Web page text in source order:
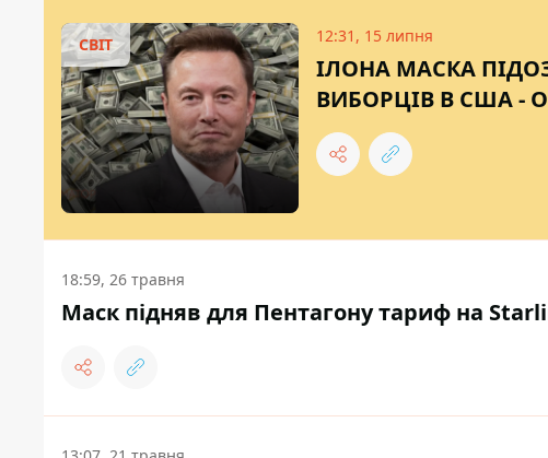
СВІТ 12:31, 15 липня
ІЛОНА МАСКА
ВИБОРЦІВ В США -
18:59, 26 травня
Маск підняв для Пентагону тариф на